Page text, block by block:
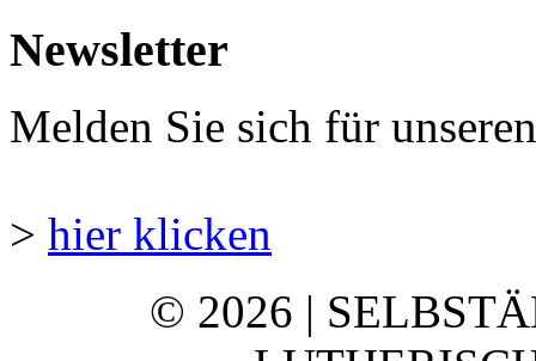
Newsletter
Melden Sie sich für
> hier klicken
© 2026 |